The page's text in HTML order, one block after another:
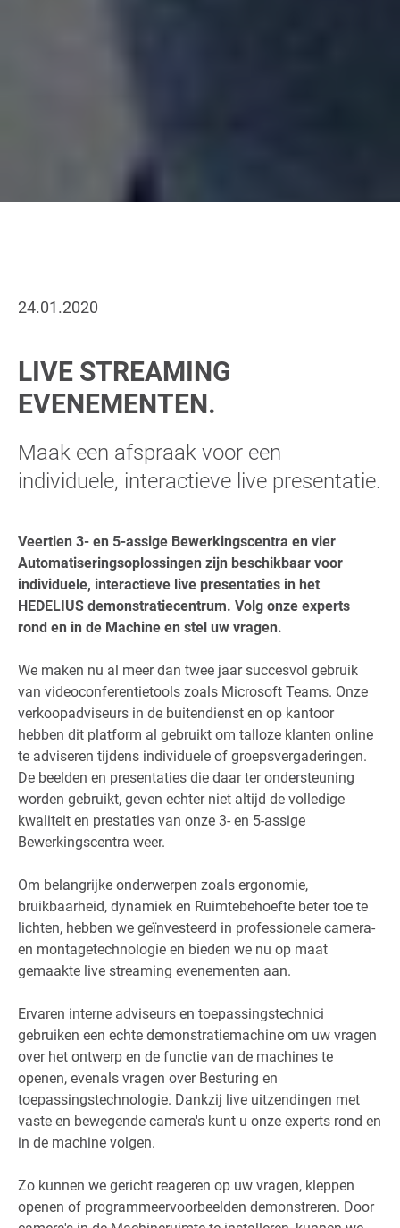
24.01.2020
LIVE STREAMING
EVENEMENTEN.
Maak een afspraak voor een
individuele, interactieve live presentatie.
Veertien 3- en 5-assige Bewerkingscentra en vier
Automatiseringsoplossingen zijn beschikbaar voor
individuele, interactieve live presentaties in het
HEDELIUS demonstratiecentrum. Volg onze experts
rond en in de Machine en stel uw vragen.
We maken nu al meer dan twee jaar succesvol gebruik
van videoconferentietools zoals Microsoft Teams. Onze
verkoopadviseurs in de buitendienst en op kantoor
hebben dit platform al gebruikt om talloze klanten online
te adviseren tijdens individuele of groepsvergaderingen.
De beelden en presentaties die daar ter ondersteuning
worden gebruikt, geven echter niet altijd de volledige
kwaliteit en prestaties van onze 3- en 5-assige
Bewerkingscentra weer.
Om belangrijke onderwerpen zoals ergonomie,
bruikbaarheid, dynamiek en Ruimtebehoefte beter toe te
lichten, hebben we geïnvesteerd in professionele camera-
en montagetechnologie en bieden we nu op maat
gemaakte live streaming evenementen aan.
Ervaren interne adviseurs en toepassingstechnici
gebruiken een echte demonstratiemachine om uw vragen
over het ontwerp en de functie van de machines te
openen, evenals vragen over Besturing en
toepassingstechnologie. Dankzij live uitzendingen met
vaste en bewegende camera's kunt u onze experts rond en
in de machine volgen.
Zo kunnen we gericht reageren op uw vragen, kleppen
openen of programmeervoorbeelden demonstreren. Door